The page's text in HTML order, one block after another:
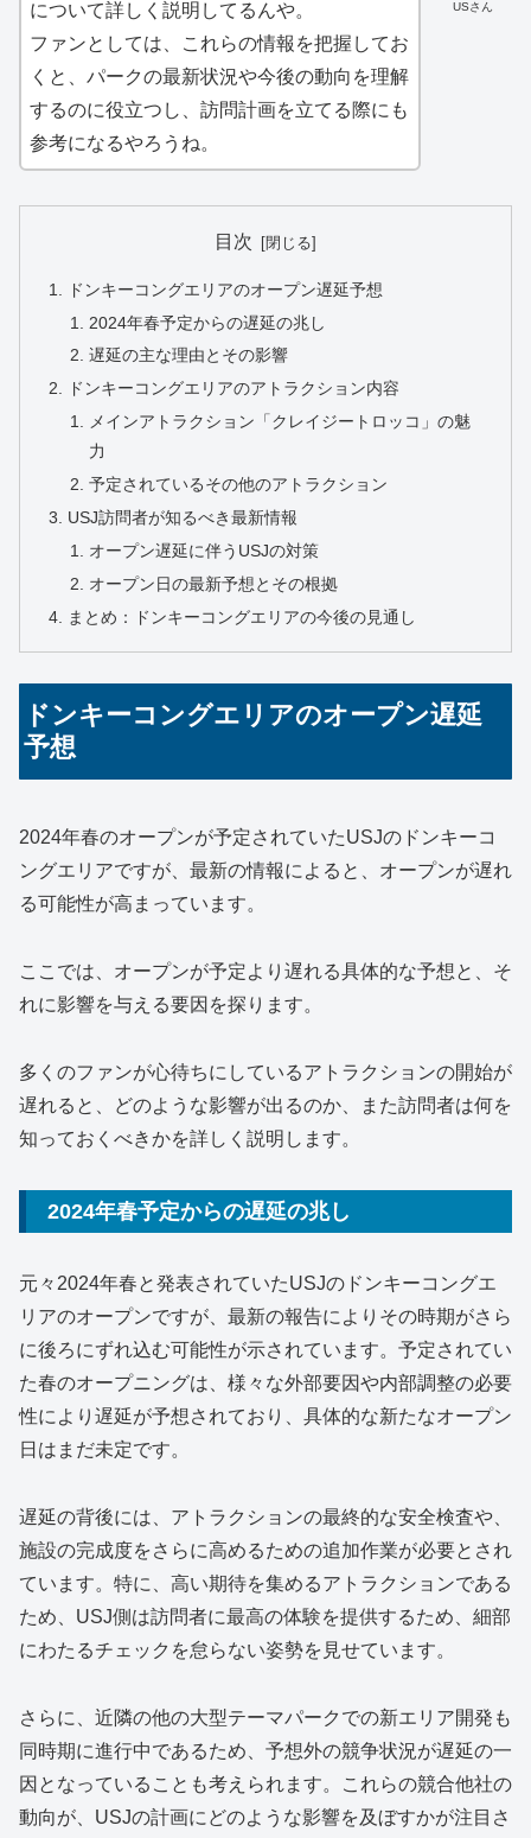
USさん
について詳しく説明してるんや。
ファンとしては、これらの情報を把握してお
くと、パークの最新状況や今後の動向を理解
するのに役立つし、訪問計画を立てる際にも
参考になるやろうね。
目次
ドンキーコングエリアのオープン遅延予想
2024年春予定からの遅延の兆し
遅延の主な理由とその影響
ドンキーコングエリアのアトラクション内容
メインアトラクション「クレイジートロッコ」の魅
力
予定されているその他のアトラクション
USJ訪問者が知るべき最新情報
オープン遅延に伴うUSJの対策
オープン日の最新予想とその根拠
まとめ：ドンキーコングエリアの今後の見通し
ドンキーコングエリアのオープン遅延
予想
2024年春のオープンが予定されていたUSJのドンキーコ
ングエリアですが、最新の情報によると、オープンが遅れ
る可能性が高まっています。
ここでは、オープンが予定より遅れる具体的な予想と、そ
れに影響を与える要因を探ります。
多くのファンが心待ちにしているアトラクションの開始が
遅れると、どのような影響が出るのか、また訪問者は何を
知っておくべきかを詳しく説明します。
2024年春予定からの遅延の兆し
元々2024年春と発表されていたUSJのドンキーコングエ
リアのオープンですが、最新の報告によりその時期がさら
に後ろにずれ込む可能性が示されています。予定されてい
た春のオープニングは、様々な外部要因や内部調整の必要
性により遅延が予想されており、具体的な新たなオープン
日はまだ未定です。
遅延の背後には、アトラクションの最終的な安全検査や、
施設の完成度をさらに高めるための追加作業が必要とされ
ています。特に、高い期待を集めるアトラクションである
ため、USJ側は訪問者に最高の体験を提供するため、細部
にわたるチェックを怠らない姿勢を見せています。
さらに、近隣の他の大型テーマパークでの新エリア開発も
同時期に進行中であるため、予想外の競争状況が遅延の一
因となっていることも考えられます。これらの競合他社の
動向が、USJの計画にどのような影響を及ぼすかが注目さ